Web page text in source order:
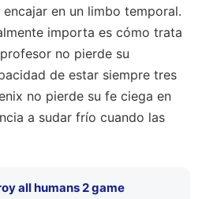
en un limbo temporal.
importa es cómo trata
no pierde su
de estar siempre tres
no pierde su fe ciega en
a sudar frío cuando las
all humans 2 game